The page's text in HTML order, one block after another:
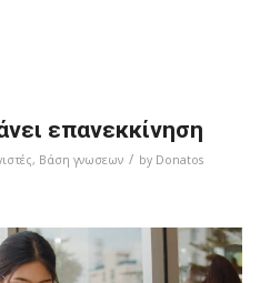
επανεκκίνηση
, Bάση γνωσεων / by Donatos